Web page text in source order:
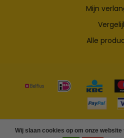
Wij slaan cookies op om onze
Mijn
Alle
© Copyright 2026